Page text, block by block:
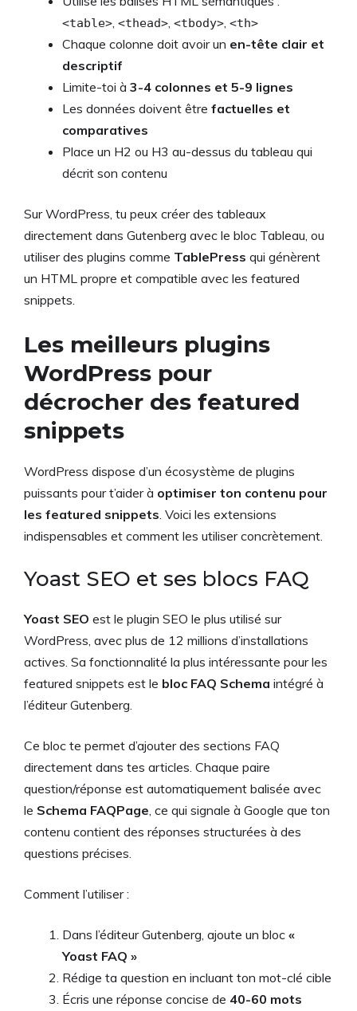
<table> <thead> <tbody> <th>
Chaque colonne doit avoir un en-tête clair et
descriptif
Limite-toi à 3-4 colonnes et 5-9 lignes
Les données doivent être factuelles et
comparatives
Place un H2 ou H3 au-dessus du tableau qui
décrit son contenu
Sur WordPress, tu peux créer des tableaux
directement dans Gutenberg avec le bloc Tableau, ou
utiliser des plugins comme TablePress qui génèrent
un HTML propre et compatible avec les featured
snippets.
Les meilleurs plugins
WordPress pour
décrocher des featured
snippets
WordPress dispose d’un écosystème de plugins
puissants pour t’aider à optimiser ton contenu pour
les featured snippets . Voici les extensions
indispensables et comment les utiliser concrètement.
Yoast SEO et ses blocs FAQ
Yoast SEO est le plugin SEO le plus utilisé sur
WordPress, avec plus de 12 millions d’installations
actives. Sa fonctionnalité la plus intéressante pour les
featured snippets est le bloc FAQ Schema intégré à
l’éditeur Gutenberg.
Ce bloc te permet d’ajouter des sections FAQ
directement dans tes articles. Chaque paire
question/réponse est automatiquement balisée avec
le Schema FAQPage , ce qui signale à Google que ton
contenu contient des réponses structurées à des
questions précises.
Comment l’utiliser :
Dans l’éditeur Gutenberg, ajoute un bloc «
Yoast FAQ »
Rédige ta question en incluant ton mot-clé cible
Écris une réponse concise de 40-60 mots